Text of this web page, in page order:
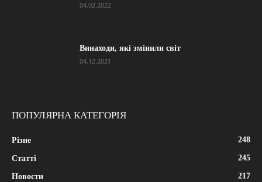
04.02.2022
Винаходи, які змінили світ
04.12.2021
ПОПУЛЯРНА КАТЕГОРІЯ
Різне 248
Статті 245
Новости 217